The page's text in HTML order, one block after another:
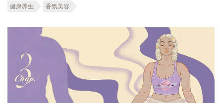
健康养生 香氛美容